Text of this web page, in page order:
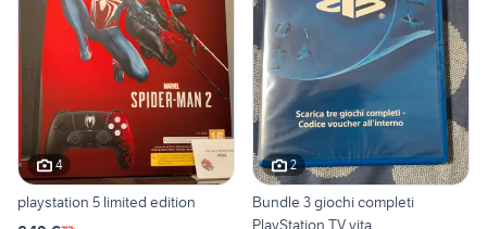
4
playstation 5 limited edition
2
Bundle 3 giochi completi
PlayStation TV vita